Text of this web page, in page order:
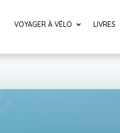
VOYAGER À VÉLO LIVRES